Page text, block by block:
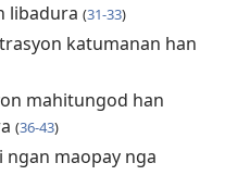
libadura (31-33)
katumanan han
mahitungod han
(36-43)
ngan maopay nga